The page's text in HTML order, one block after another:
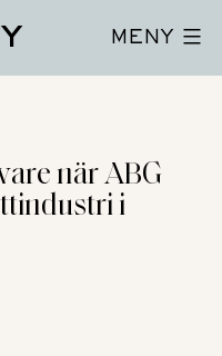
MENY
när ABG
i